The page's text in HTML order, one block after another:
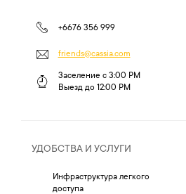
+6676 356 999
friends@cassia.com
Заселение с3:00 PM
Выезд до 12:00 PM
УДОБСТВА И УСЛУГИ
Инфраструктура легкого
доступа